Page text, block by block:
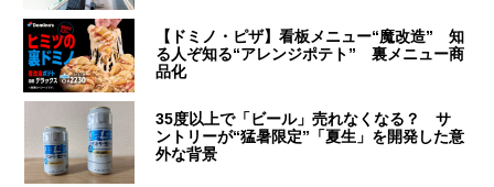
【ドミノ・ピザ】看板メニュー“魔改造” 知
る人ぞ知る“アレンジポテト” 裏メニュー商
品化
35度以上で「ビール」売れなくなる？ サ
ントリーが“猛暑限定”「夏生」を開発した意
外な背景